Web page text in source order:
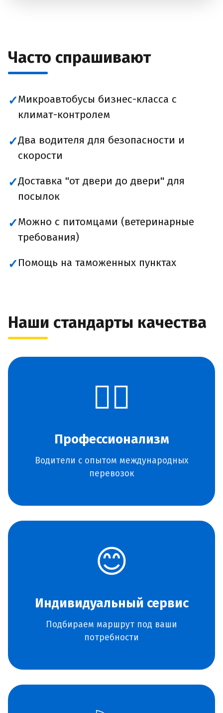
Часто спрашивают
✓Микроавтобусы бизнес-класса с
климат-контролем
✓Два водителя для безопасности и
скорости
✓Доставка "от двери до двери" для
посылок
✓Можно с питомцами (ветеринарные
требования)
✓ Помощь на таможенных пунктах
Наши стандарты качества
👨‍✈️
Профессионализм
Водители с опытом международных
перевозок
😊
Индивидуальный сервис
Подбираем маршрут под ваши
потребности